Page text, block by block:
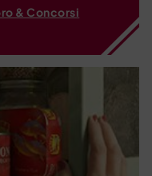
& Concorsi